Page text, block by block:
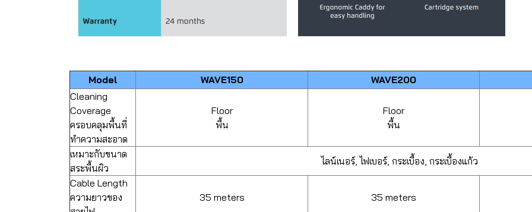
Model WAVE150 WAVE200
Cleaning
Coverage
ครอบคลุมพื้นที่
ทำความสะอาด
Floor
พื้น
Floor
พื้น
เหมาะกับขนาด
สระพื้นผิว
ไลน์เนอร์, ไฟเบอร์, กระเบื้อง, กระเบื้องแก้ว
Cable Length
ความยาวของ
35 meters 35 meters